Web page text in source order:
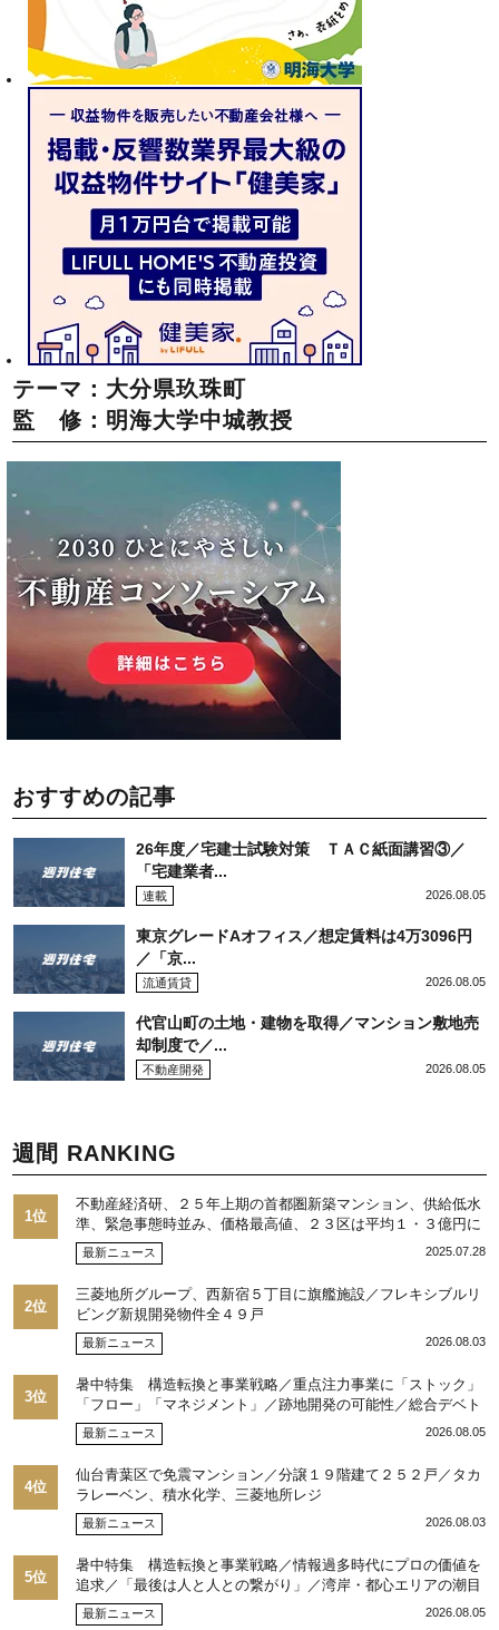
テーマ：大分県玖珠町
監 修：明海大学中城教授
おすすめの記事
26年度／宅建士試験対策 ＴＡＣ紙面講習③／
「宅建業者...
連載 2026.08.05
東京グレードAオフィス／想定賃料は4万3096円
／「京...
流通賃貸 2026.08.05
代官山町の土地・建物を取得／マンション敷地売
却制度で／...
不動産開発 2026.08.05
週間 RANKING
1位
不動産経済研、２５年上期の首都圏新築マンション、供給低水
準、緊急事態時並み、価格最高値、２３区は平均１・３億円に
最新ニュース 2025.07.28
2位
三菱地所グループ、西新宿５丁目に旗艦施設／フレキシブルリ
ビング新規開発物件全４９戸
最新ニュース 2026.08.03
3位
暑中特集 構造転換と事業戦略／重点注力事業に「ストック」
「フロー」「マネジメント」／跡地開発の可能性／総合デベト
ップ10目標に／自社ブランド構築へ体制整備／日本郵政不動産
／池田 明社長に聞く
最新ニュース 2026.08.05
4位
仙台青葉区で免震マンション／分譲１９階建て２５２戸／タカ
ラレーベン、積水化学、三菱地所レジ
最新ニュース 2026.08.03
5位
暑中特集 構造転換と事業戦略／情報過多時代にプロの価値を
追求／「最後は人と人との繋がり」／湾岸・都心エリアの潮目
を注視／“リパーク”次世代展開／三井不動産リアルティ／児玉
光博社長に聞く
最新ニュース 2026.08.05